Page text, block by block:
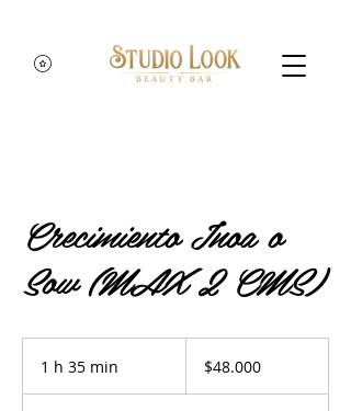
Crecimiento Inoa o
Sow (MAX 2 CMS)
1 h 35 min
chilenos
$48.000